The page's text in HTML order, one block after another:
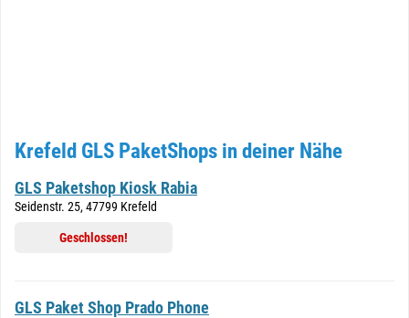
Krefeld GLS PaketShops in deiner Nähe
GLS Paketshop Kiosk Rabia
Seidenstr. 25, 47799 Krefeld
Geschlossen!
GLS Paket Shop Prado Phone